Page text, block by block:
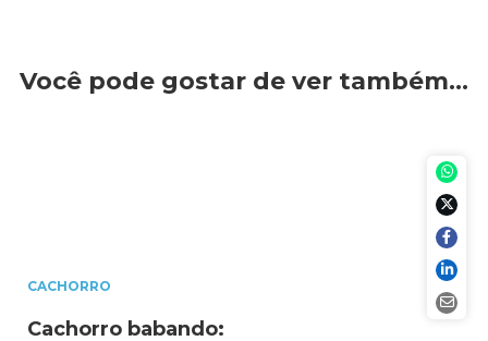
Você pode gostar de ver também…
CACHORRO
Cachorro babando: